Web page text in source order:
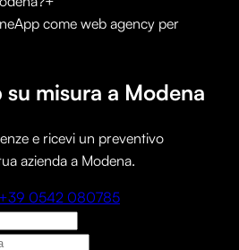
come web agency per
misura a Modena
e ricevi un preventivo
azienda a Modena.
+39 0542 080785